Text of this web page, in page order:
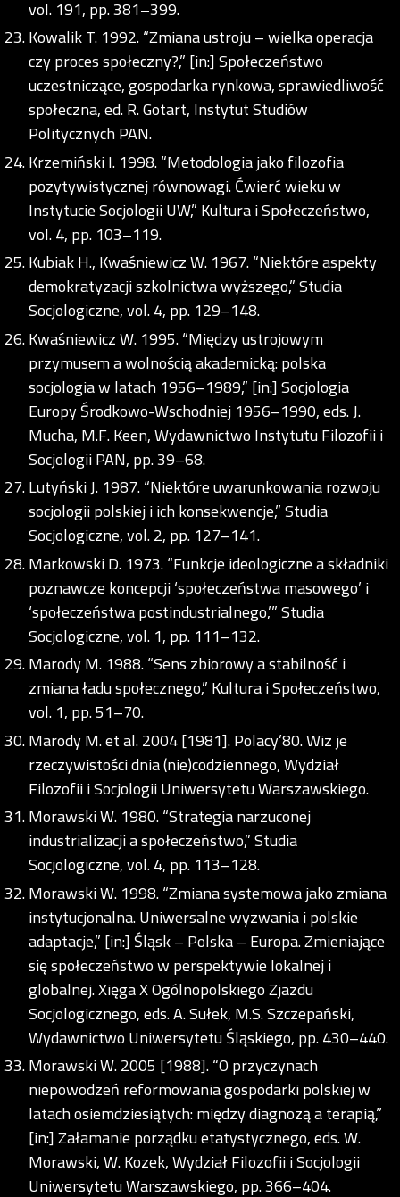
vol. 191, pp. 381–399.
Kowalik T. 1992. “Zmiana ustroju – wielka operacja
czy proces społeczny?,” [in:] Społeczeństwo
uczestniczące, gospodarka rynkowa, sprawiedliwość
społeczna, ed. R. Gotart, Instytut Studiów
Politycznych PAN.
Krzemiński I. 1998. “Metodologia jako filozofia
pozytywistycznej równowagi. Ćwierć wieku w
Instytucie Socjologii UW,” Kultura i Społeczeństwo,
vol. 4, pp. 103–119.
Kubiak H., Kwaśniewicz W. 1967. “Niektóre aspekty
demokratyzacji szkolnictwa wyższego,” Studia
Socjologiczne, vol. 4, pp. 129–148.
Kwaśniewicz W. 1995. “Między ustrojowym
przymusem a wolnością akademicką: polska
socjologia w latach 1956–1989,” [in:] Socjologia
Europy Środkowo-Wschodniej 1956–1990, eds. J.
Mucha, M.F. Keen, Wydawnictwo Instytutu Filozofii i
Socjologii PAN, pp. 39–68.
Lutyński J. 1987. “Niektóre uwarunkowania rozwoju
socjologii polskiej i ich konsekwencje,” Studia
Socjologiczne, vol. 2, pp. 127–141.
Markowski D. 1973. “Funkcje ideologiczne a składniki
poznawcze koncepcji ‘społeczeństwa masowego’ i
‘społeczeństwa postindustrialnego,’” Studia
Socjologiczne, vol. 1, pp. 111–132.
Marody M. 1988. “Sens zbiorowy a stabilność i
zmiana ładu społecznego,” Kultura i Społeczeństwo,
vol. 1, pp. 51–70.
Marody M. et al. 2004 [1981]. Polacy’80. Wiz je
rzeczywistości dnia (nie)codziennego, Wydział
Filozofii i Socjologii Uniwersytetu Warszawskiego.
Morawski W. 1980. “Strategia narzuconej
industrializacji a społeczeństwo,” Studia
Socjologiczne, vol. 4, pp. 113–128.
Morawski W. 1998. “Zmiana systemowa jako zmiana
instytucjonalna. Uniwersalne wyzwania i polskie
adaptacje,” [in:] Śląsk – Polska – Europa. Zmieniające
się społeczeństwo w perspektywie lokalnej i
globalnej. Xięga X Ogólnopolskiego Zjazdu
Socjologicznego, eds. A. Sułek, M.S. Szczepański,
Wydawnictwo Uniwersytetu Śląskiego, pp. 430–440.
Morawski W. 2005 [1988]. “O przyczynach
niepowodzeń reformowania gospodarki polskiej w
latach osiemdziesiątych: między diagnozą a terapią,”
[in:] Załamanie porządku etatystycznego, eds. W.
Morawski, W. Kozek, Wydział Filozofii i Socjologii
Uniwersytetu Warszawskiego, pp. 366–404.